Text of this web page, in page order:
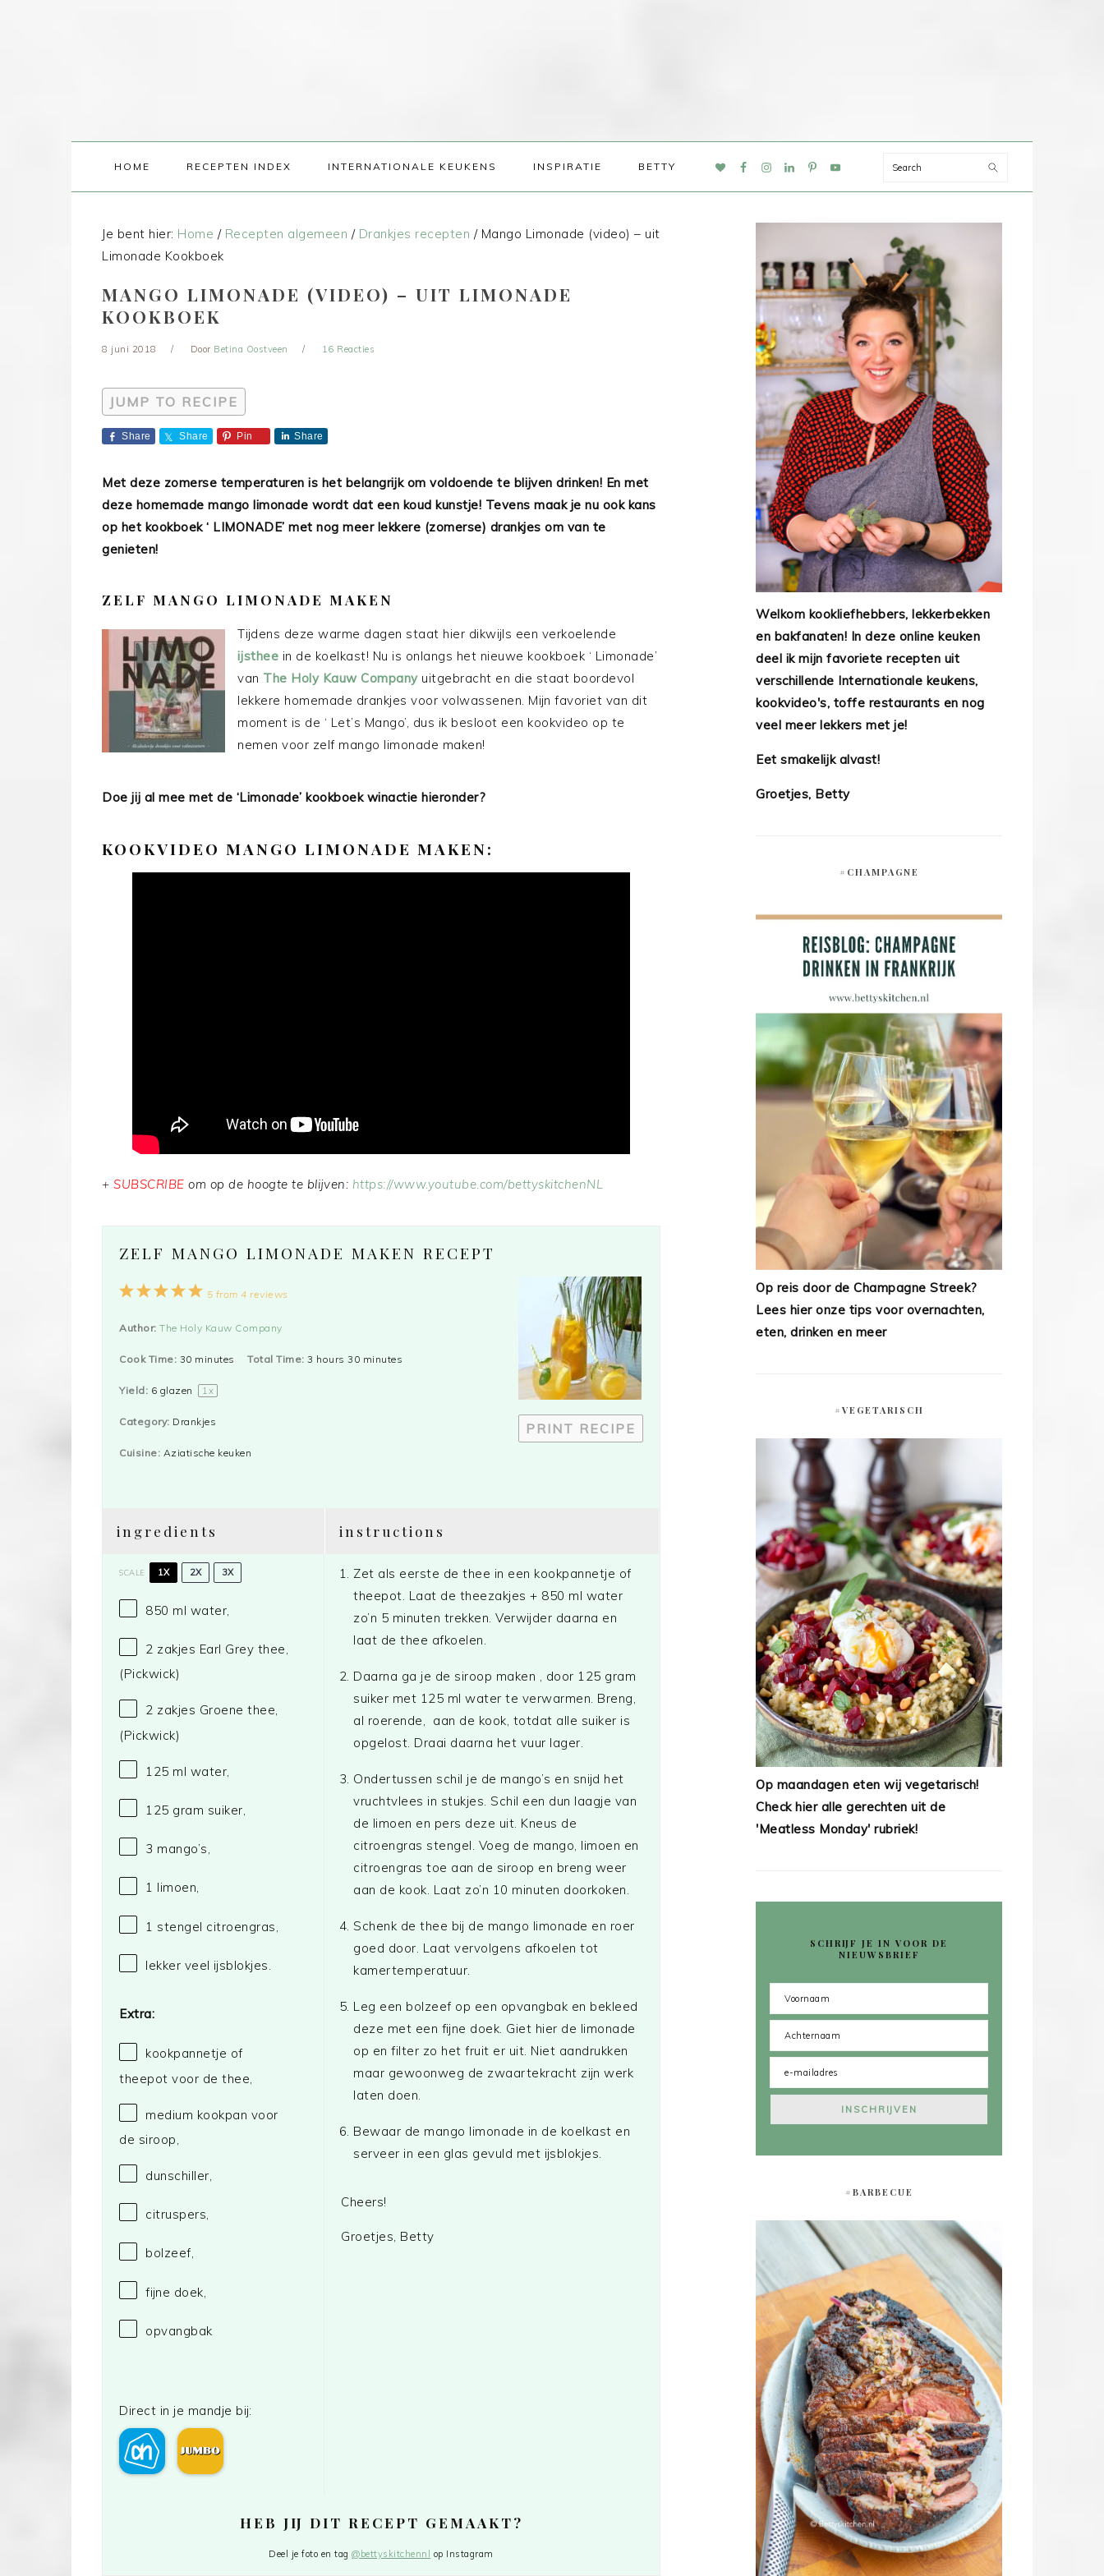
HOME RECEPTEN INDEX INTERNATIONALE KEUKENS INSPIRATIE BETTY
NAV
Search
Je bent hier: Home / Recepten algemeen / Drankjes recepten /Mango Limonade (video) – uit
Limonade Kookboek
MANGO LIMONADE (VIDEO) – UIT LIMONADE
KOOKBOEK
8 juni 2018 Door Betina Oostveen 16 Reacties
JUMP TO RECIPE
Share Share Pin Share
Met deze zomerse temperaturen is het belangrijk om voldoende te blijven drinken! En met
deze homemade mango limonade wordt dat een koud kunstje! Tevens maak je nu ook kans
op het kookboek ‘ LIMONADE’ met nog meer lekkere (zomerse) drankjes om van te
genieten!
ZELF MANGO LIMONADE MAKEN
Tijdens deze warme dagen staat hier dikwijls een verkoelende
ijsthee in de koelkast! Nu is onlangs het nieuwe kookboek ‘ Limonade’
van The Holy Kauw Companyuitgebracht en die staat boordevol
lekkere homemade drankjes voor volwassenen. Mijn favoriet van dit
moment is de ‘ Let’s Mango’, dus ik besloot een kookvideo op te
nemen voor zelf mango limonade maken!
Doe jij al mee met de ‘Limonade’ kookboek winactie hieronder?
KOOKVIDEO MANGO LIMONADE MAKEN:
+ SUBSCRIBE om op de hoogte te blijven: https://www.youtube.com/bettyskitchenNL
ZELF MANGO LIMONADE MAKEN RECEPT
PRINT RECIPE
5
4
3
2
1
5 from 4 reviews
Author: The Holy Kauw Company
Cook Time: 30 minutes Total Time: 3 hours 30 minutes
Yield: 6 glazen 1x
Category: Drankjes
Cuisine: Aziatische keuken
ingredients
SCALE 1X 2X 3X
850 ml water,
2 zakjes Earl Grey thee,
(Pickwick)
2 zakjes Groene thee,
(Pickwick)
125 ml water,
125 gram suiker,
3 mango’s,
1 limoen,
1 stengel citroengras,
lekker veel ijsblokjes.
Extra:
kookpannetje of
theepot voor de thee,
medium kookpan voor
de siroop,
dunschiller,
citruspers,
bolzeef,
fijne doek,
opvangbak
Direct in je mandje bij:
instructions
Zet als eerste de thee in een kookpannetje of
theepot. Laat de theezakjes + 850 ml water
zo’n 5 minuten trekken. Verwijder daarna en
laat de thee afkoelen.
Daarna ga je de siroop maken , door 125 gram
suiker met 125 ml water te verwarmen. Breng,
al roerende, aan de kook, totdat alle suiker is
opgelost. Draai daarna het vuur lager.
Ondertussen schil je de mango’s en snijd het
vruchtvlees in stukjes. Schil een dun laagje van
de limoen en pers deze uit. Kneus de
citroengras stengel. Voeg de mango, limoen en
citroengras toe aan de siroop en breng weer
aan de kook. Laat zo’n 10 minuten doorkoken.
Schenk de thee bij de mango limonade en roer
goed door. Laat vervolgens afkoelen tot
kamertemperatuur.
Leg een bolzeef op een opvangbak en bekleed
deze met een fijne doek. Giet hier de limonade
op en filter zo het fruit er uit. Niet aandrukken
maar gewoonweg de zwaartekracht zijn werk
laten doen.
Bewaar de mango limonade in de koelkast en
serveer in een glas gevuld met ijsblokjes.
Cheers!
Groetjes, Betty
HEB JIJ DIT RECEPT GEMAAKT?
Deel je foto en tag@bettyskitchennl op Instagram
Welkom kookliefhebbers, lekkerbekken
en bakfanaten! In deze online keuken
deel ik mijn favoriete recepten uit
verschillende Internationale keukens,
kookvideo's, toffe restaurants en nog
veel meer lekkers met je!
Eet smakelijk alvast!
Groetjes, Betty
#CHAMPAGNE
Op reis door de Champagne Streek?
Lees hier onze tips voor overnachten,
eten, drinken en meer
#VEGETARISCH
Op maandagen eten wij vegetarisch!
Check hier alle gerechten uit de
'Meatless Monday' rubriek!
SCHRIJF JE IN VOOR DE
NIEUWSBRIEF
#BARBECUE